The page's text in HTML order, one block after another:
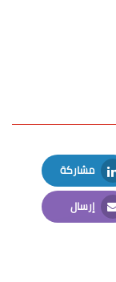
مشاركة
LinkedIn
إرسال
Email